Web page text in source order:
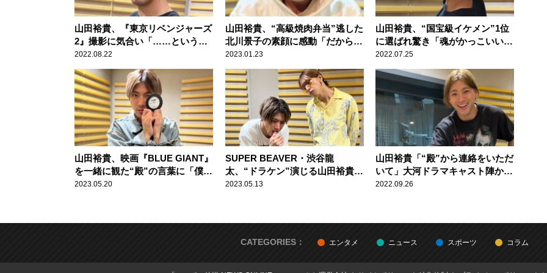
山田裕貴、『東京リベンジャーズ
2』撮影に気合い「……というこ
とは、クランクインしました！」
2022.08.22
山田裕貴、“高級焼肉弁当”逃した
北川景子の素顔に感動「だからず
っと第一線で活躍されているの
か」
2023.01.23
山田裕貴、“国宝級イケメン”1位
に選ばれ驚き「魂がかっこいい俳
優さんでいたいなと思います」
2022.07.25
山田裕貴、映画『BLUE GIANT』
を一緒に観た“殿”の言葉に「僕は
うれしかった」
2023.05.20
SUPER BEAVER・渋谷龍
太、“ドラケン”演じる山田裕貴に
圧倒「それにしてもすごかった」
2023.05.13
山田裕貴「“殿”から連絡をいただ
いて」大河ドラマキャスト陣から
送られた誕生日プレゼントに感謝
2022.09.26
CATEGORIES： エンタメ ニュース スポーツ コラム